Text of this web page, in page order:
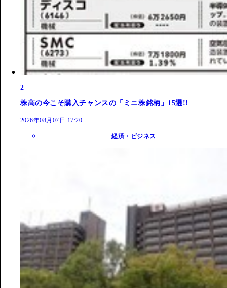
2
株高の今こそ購入チャンスの「ミニ株銘柄」15選!!
2026年08月07日 17:20
経済・ビジネス